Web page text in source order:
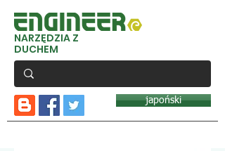
NARZĘDZIA Z
DUCHEM
japoński